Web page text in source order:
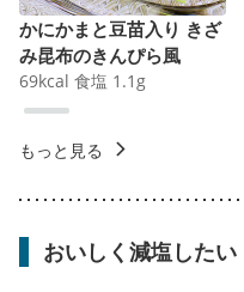
かにかまと豆苗入り きざ
み昆布のきんぴら風
69kcal 食塩 1.1 g
もっと見る
おいしく減塩したい